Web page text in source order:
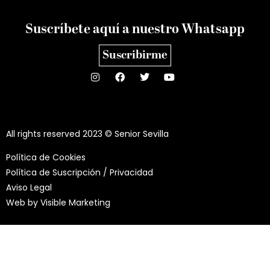
Suscríbete aquí a nuestro Whatsapp
Suscribirme
All rights reserved 2023 © Senior Sevilla
Política de Cookies
Política de Suscripción / Privacidad
Aviso Legal
Web by Visible Marketing